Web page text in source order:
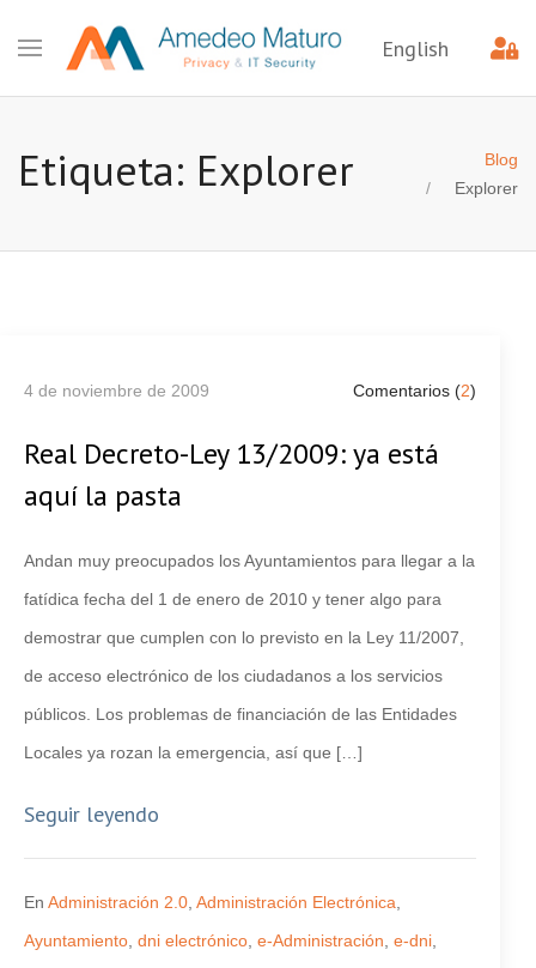
English
Etiqueta: Explorer
Blog
Explorer
4 de noviembre de 2009 Comentarios (2)
Real Decreto-Ley 13/2009: ya está
aquí la pasta
Andan muy preocupados los Ayuntamientos para llegar a la
fatídica fecha del 1 de enero de 2010 y tener algo para
demostrar que cumplen con lo previsto en la Ley 11/2007,
de acceso electrónico de los ciudadanos a los servicios
públicos. Los problemas de financiación de las Entidades
Locales ya rozan la emergencia, así que […]
Seguir leyendo
En Administración 2.0 Administración Electrónica
Ayuntamiento dni electrónico e-Administración e-dni